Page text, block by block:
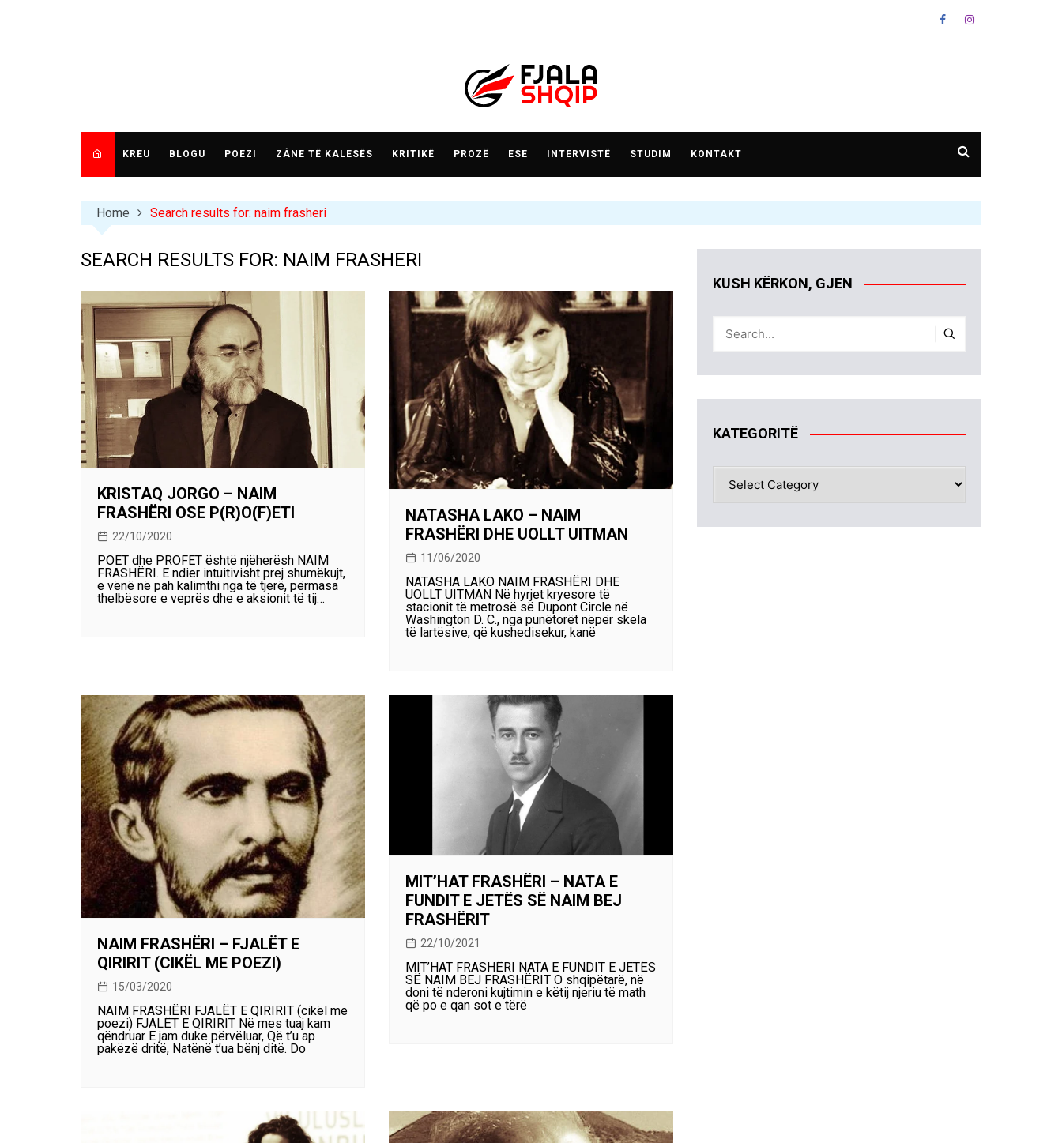
KREU BLOGU POEZI ZÂNE TË KALESËS KRITIKË PROZË ESE INTERVISTË STUDIM KONTAKT
Home Search results for: naim frasheri
SEARCH RESULTS FOR: NAIM FRASHERI
KRISTAQ JORGO – NAIM
FRASHËRI OSE P(R)O(F)ETI
22/10/2020
POET dhe PROFET është njëherësh NAIM
FRASHËRI. E ndier intuitivisht prej shumëkujt,
e vënë në pah kalimthi nga të tjerë, përmasa
thelbësore e veprës dhe e aksionit të tij…
NATASHA LAKO – NAIM
FRASHËRI DHE UOLLT UITMAN
11/06/2020
NATASHA LAKO NAIM FRASHËRI DHE
UOLLT UITMAN Në hyrjet kryesore të
stacionit të metrosë së Dupont Circle në
Washington D. C., nga punëtorët nëpër skela
të lartësive, që kushedisekur, kanë
NAIM FRASHËRI – FJALËT E
QIRIRIT (CIKËL ME POEZI)
15/03/2020
NAIM FRASHËRI FJALËT E QIRIRIT (cikël me
poezi) FJALËT E QIRIRIT Në mes tuaj kam
qëndruar E jam duke përvëluar, Që t’u ap
pakëzë dritë, Natënë t’ua bënj ditë. Do
MIT’HAT FRASHËRI – NATA E
FUNDIT E JETËS SË NAIM BEJ
FRASHËRIT
22/10/2021
MIT’HAT FRASHËRI NATA E FUNDIT E JETËS
SË NAIM BEJ FRASHËRIT O shqipëtarë, në
doni të nderoni kujtimin e këtij njeriu të math
që po e qan sot e tërë
KUSH KËRKON, GJEN
KATEGORITË
KATEGORITË